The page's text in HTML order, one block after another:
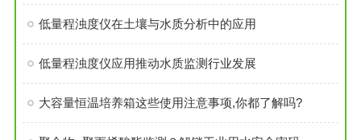
低量程浊度仪在土壤与水质分析中的应用
低量程浊度仪应用推动水质监测行业发展
大容量恒温培养箱这些使用注意事项,你都了解吗?